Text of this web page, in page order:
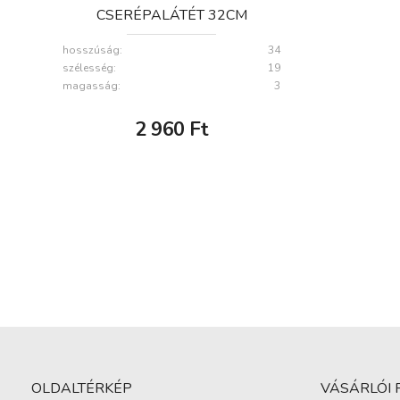
CSERÉPALÁTÉT 32CM
hosszúság:
34
szélesség:
19
magasság:
3
2 960 Ft
OLDALTÉRKÉP VÁSÁRLÓI